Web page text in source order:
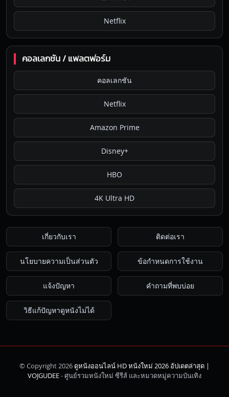
Netflix
คอลเลกชัน / แพลตฟอร์ม
คอลเลกชัน
Netflix
Amazon Prime
Disney+
HBO
4K Ultra HD
เกี่ยวกับเรา ติดต่อเรา
นโยบายความเป็นส่วนตัว ข้อกำหนดการใช้งาน
แจ้งปัญหา คำถามที่พบบ่อย
วิธีแก้ปัญหาดูหนังไม่ได้
© Copyright 2026ดูหนังออนไลน์ HD หนังใหม่ 2026 อัปเดตล่าสุด |
VOJGUDEE- ศูนย์รวมหนังใหม่ ซีรีส์ และหมวดหมู่ความบันเทิง
ค้นหา